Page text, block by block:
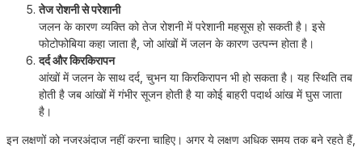
तेज रोशनी से परेशानी
जलन के कारण व्यक्ति को तेज रोशनी में परेशानी महसूस हो सकती है। इसे
फोटोफोबिया कहा जाता है, जो आंखों में जलन के कारण उत्पन्न होता है।
दर्द और किरकिरापन
आंखों में जलन के साथ दर्द, चुभन या किरकिरापन भी हो सकता है। यह स्थिति तब
होती है जब आंखों में गंभीर सूजन होती है या कोई बाहरी पदार्थ आंख में घुस जाता
है।
इन लक्षणों को नजरअंदाज नहीं करना चाहिए। अगर ये लक्षण अधिक समय तक बने रहते हैं,